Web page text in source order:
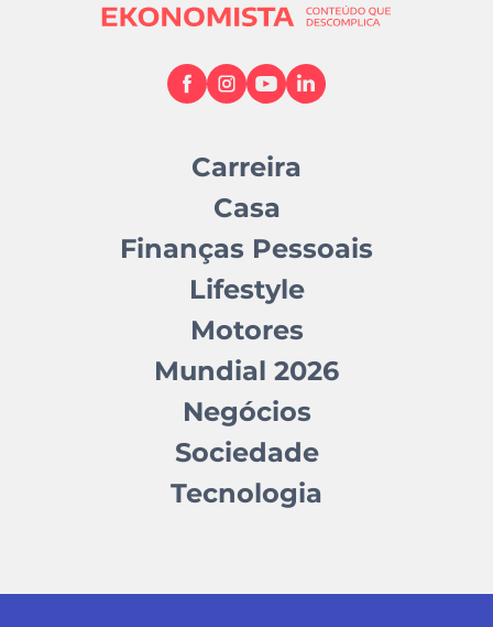
Carreira
Casa
Finanças Pessoais
Lifestyle
Motores
Mundial 2026
Negócios
Sociedade
Tecnologia